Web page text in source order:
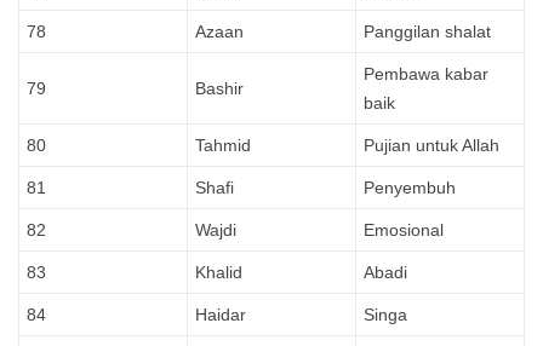
78 Azaan Panggilan shalat
79 Bashir
Pembawa kabar
baik
80 Tahmid Pujian untuk Allah
81 Shafi Penyembuh
82 Wajdi Emosional
83 Khalid Abadi
84 Haidar Singa